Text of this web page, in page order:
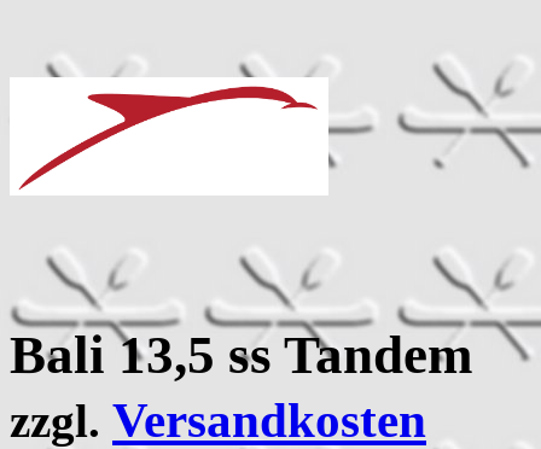
Bali 13,5 ss Tandem
zzgl. Versandkosten